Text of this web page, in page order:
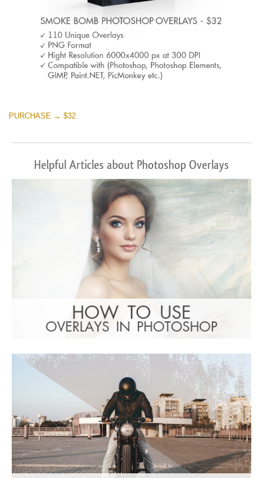
PURCHASE → $32
Helpful Articles about Photoshop Overlays